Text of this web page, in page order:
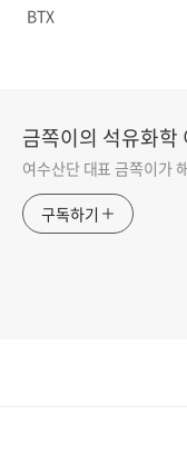
BTX
금쪽이의 석유화학
여수산단 대표 금쪽이가
구독하기